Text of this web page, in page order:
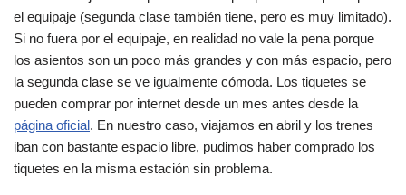
el equipaje (segunda clase también tiene, pero es muy limitado).
Si no fuera por el equipaje, en realidad no vale la pena porque
los asientos son un poco más grandes y con más espacio, pero
la segunda clase se ve igualmente cómoda. Los tiquetes se
pueden comprar por internet desde un mes antes desde la
página oficial. En nuestro caso, viajamos en abril y los trenes
iban con bastante espacio libre, pudimos haber comprado los
tiquetes en la misma estación sin problema.